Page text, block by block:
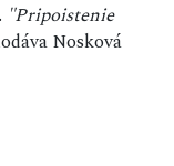
"Pripoistenie
Nosková